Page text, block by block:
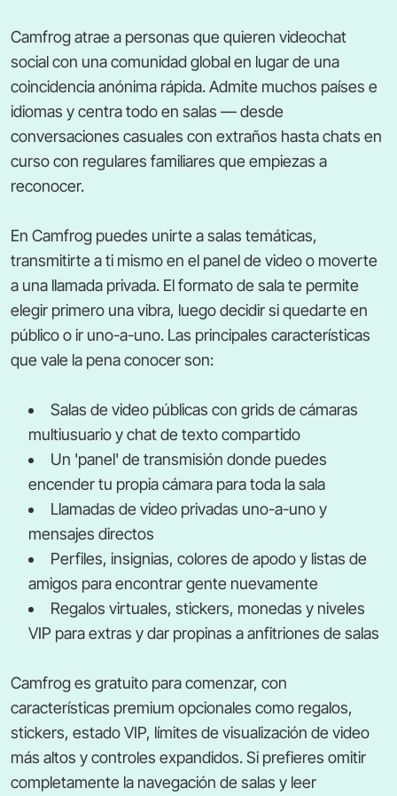
Camfrog atrae a personas que quieren videochat
social con una comunidad global en lugar de una
coincidencia anónima rápida. Admite muchos países e
idiomas y centra todo en salas — desde
conversaciones casuales con extraños hasta chats en
curso con regulares familiares que empiezas a
reconocer.
En Camfrog puedes unirte a salas temáticas,
transmitirte a ti mismo en el panel de video o moverte
a una llamada privada. El formato de sala te permite
elegir primero una vibra, luego decidir si quedarte en
público o ir uno-a-uno. Las principales características
que vale la pena conocer son:
Salas de video públicas con grids de cámaras
multiusuario y chat de texto compartido
Un 'panel' de transmisión donde puedes
encender tu propia cámara para toda la sala
Llamadas de video privadas uno-a-uno y
mensajes directos
Perfiles, insignias, colores de apodo y listas de
amigos para encontrar gente nuevamente
Regalos virtuales, stickers, monedas y niveles
VIP para extras y dar propinas a anfitriones de salas
Camfrog es gratuito para comenzar, con
características premium opcionales como regalos,
stickers, estado VIP, límites de visualización de video
más altos y controles expandidos. Si prefieres omitir
completamente la navegación de salas y leer